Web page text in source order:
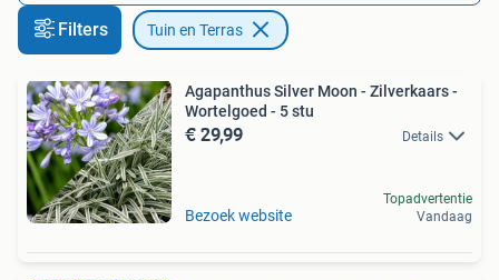
Filters Tuin en Terras
Agapanthus Silver Moon - Zilverkaars -
Wortelgoed - 5 stu
€ 29,99 Details
Bezoek website
Topadvertentie
Vandaag